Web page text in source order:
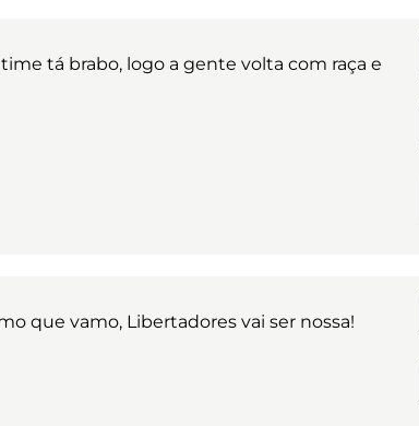
tá brabo, logo a gente volta com raça e
que vamo, Libertadores vai ser nossa!